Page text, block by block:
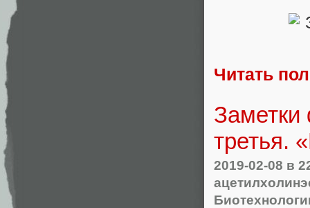
Читать
Заметки
третья.
2019-02-08 в